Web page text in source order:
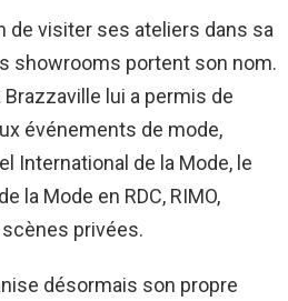
de visiter ses ateliers dans sa
showrooms portent son nom.
lui a permis de
événements de mode,
International de la Mode, le
la Mode en RDC, RIMO,
scènes privées.
désormais son propre